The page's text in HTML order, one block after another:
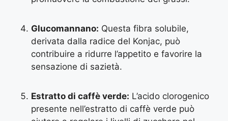
Glucomannano: Questa fibra solubile,
derivata dalla radice del Konjac, può
contribuire a ridurre l’appetito e favorire la
sensazione di sazietà.
Estratto di caffè verde: L’acido clorogenico
presente nell’estratto di caffè verde può